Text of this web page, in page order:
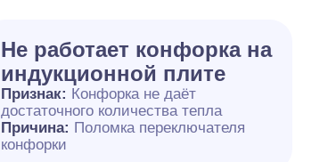
Не работает конфорка на
индукционной плите
Признак: Конфорка не даёт
достаточного количества тепла
Причина: Поломка переключателя
конфорки